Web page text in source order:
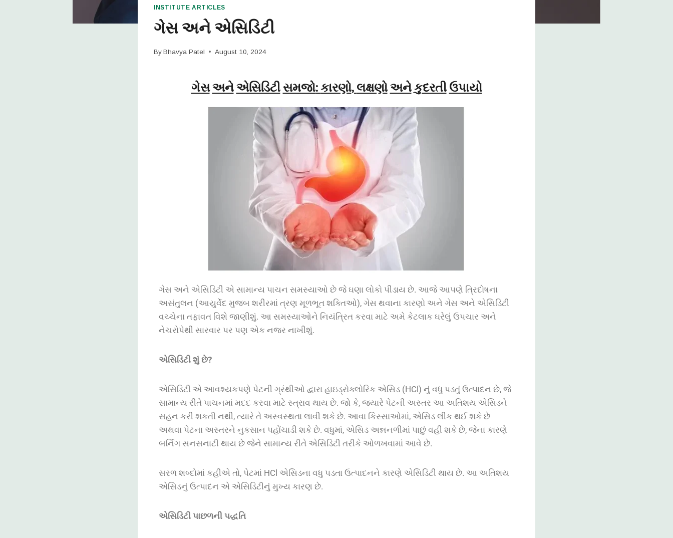
INSTITUTE ARTICLES
ગેસ અને એસિડિટી
By Bhavya Patel August 10, 2024
ગેસઅનેએસિડિટી સમજો:કારણો,લક્ષણોઅનેકુદરતી ઉપાયો
ગેસ અને એસિડિટી એ સામાન્ય પાચન સમસ્યાઓ છે જે ઘણા લોકો પીડાય છે. આજે આપણે ત્રિદોષના
અસંતુલન (આયુર્વેદ મુજબ શરીરમાં ત્રણ મૂળભૂત શક્તિઓ), ગેસ થવાના કારણો અને ગેસ અને એસિડિટી
વચ્ચેના તફાવત વિશે જાણીશું. આ સમસ્યાઓને નિયંત્રિત કરવા માટે અમે કેટલાક ઘરેલું ઉપચાર અને
નેચરોપેથી સારવાર પર પણ એક નજર નાખીશું.
એસિડિટી શું છે?
એસિડિટી એ આવશ્યકપણે પેટની ગ્રંથીઓ દ્વારા હાઇડ્રોક્લોરિક એસિડ (HCl) નું વધુ પડતું ઉત્પાદન છે, જે
સામાન્ય રીતે પાચનમાં મદદ કરવા માટે સ્ત્રાવ થાય છે. જો કે, જ્યારે પેટની અસ્તર આ અતિશય એસિડને
સહન કરી શકતી નથી, ત્યારે તે અસ્વસ્થતા લાવી શકે છે. આવા કિસ્સાઓમાં, એસિડ લીક થઈ શકે છે
અથવા પેટના અસ્તરને નુકસાન પહોંચાડી શકે છે. વધુમાં, એસિડ અન્નનળીમાં પાછું વહી શકે છે, જેના કારણે
બર્નિંગ સનસનાટી થાય છે જેને સામાન્ય રીતે એસિડિટી તરીકે ઓળખવામાં આવે છે.
સરળ શબ્દોમાં કહીએ તો, પેટમાં HCl એસિડના વધુ પડતા ઉત્પાદનને કારણે એસિડિટી થાય છે. આ અતિશય
એસિડનું ઉત્પાદન એ એસિડિટીનું મુખ્ય કારણ છે.
એસિડિટી પાછળની પદ્ધતિ